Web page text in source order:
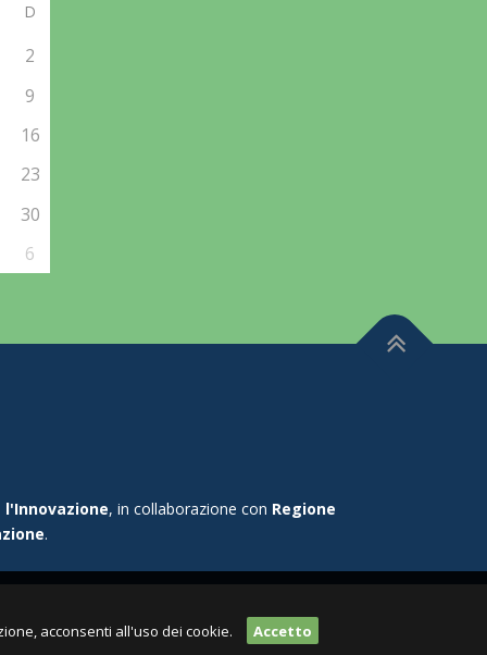
D
2
9
16
23
30
6
T
o
r
n
a
s
, in collaborazione con Regione
.
acconsenti all'uso dei cookie. Accetto